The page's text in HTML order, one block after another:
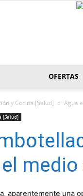
OFERTAS
y Cocina [Salud] Agua
[Salud]
aparentemente una